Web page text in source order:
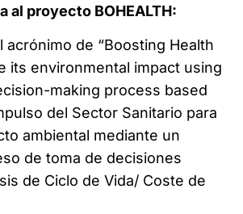
al proyecto BOHEALTH:
acrónimo de “Boosting Health
its environmental impact using
making process based
del Sector Sanitario para
ambiental mediante un
de toma de decisiones
de Ciclo de Vida/ Coste de